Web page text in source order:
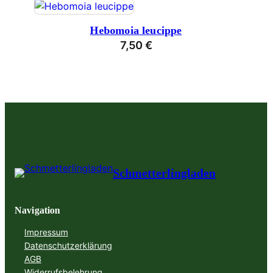
Hebomoia leucippe
7,50 €
Schmetterlingladen
Navigation
Impressum
Datenschutzerklärung
AGB